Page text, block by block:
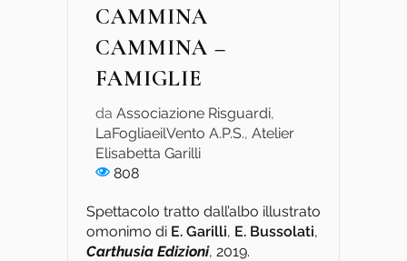
CAMMINA
CAMMINA –
FAMIGLIE
da Associazione Risguardi,
LaFogliaeilVento A.P.S., Atelier
Elisabetta Garilli
808
Spettacolo tratto dall’albo illustrato
omonimo di E. Garilli, E. Bussolati,
Carthusia Edizioni, 2019.